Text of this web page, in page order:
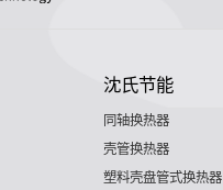
沈氏节能
同轴换热器
壳管换热器
塑料壳盘管式换热器